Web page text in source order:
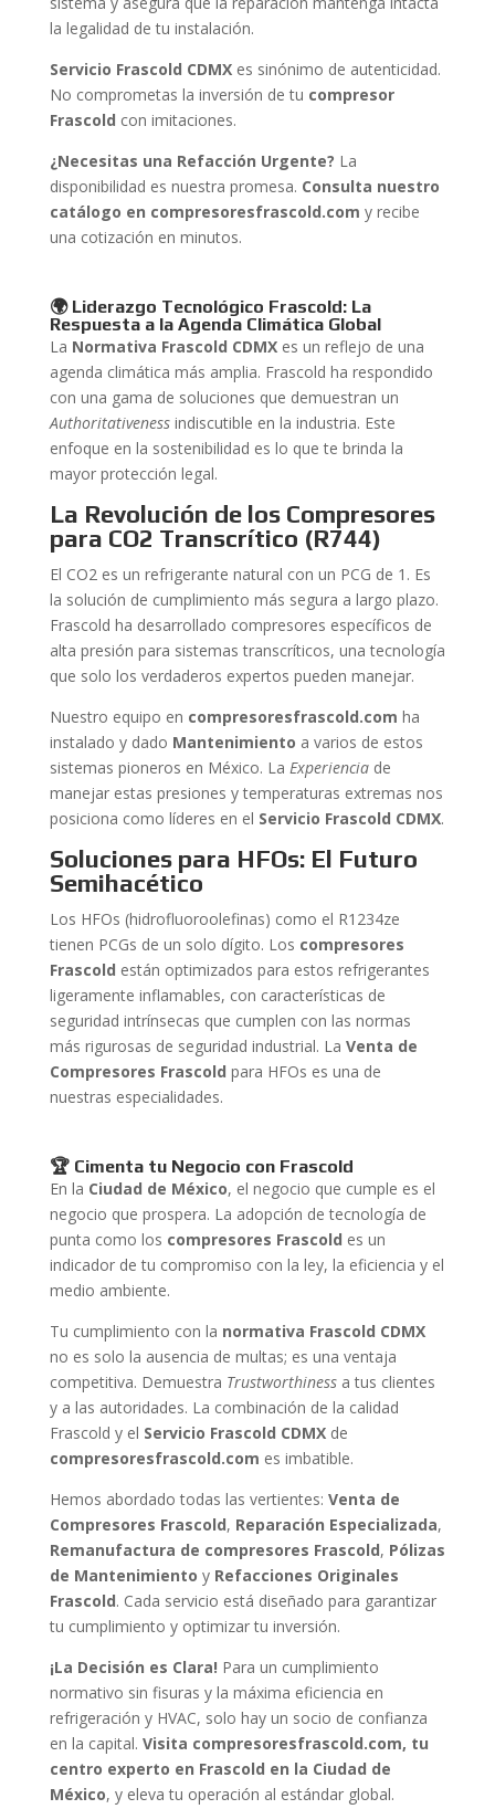
la legalidad de tu instalación.
Servicio Frascold CDMXes sinónimo de autenticidad.
No comprometas la inversión de tu compresor
Frascold con imitaciones.
¿Necesitas una Refacción Urgente? La
disponibilidad es nuestra promesa. Consulta nuestro
catálogo en compresoresfrascold.com y recibe
una cotización en minutos.
🌍 Liderazgo Tecnológico Frascold: La
Respuesta a la Agenda Climática Global
La Normativa Frascold CDMXes un reflejo de una
agenda climática más amplia. Frascold ha respondido
con una gama de soluciones que demuestran un
Authoritativenessindiscutible en la industria. Este
enfoque en la sostenibilidad es lo que te brinda la
mayor protección legal.
La Revolución de los Compresores
para CO2 Transcrítico (R744)
El CO2 es un refrigerante natural con un PCG de 1. Es
la solución de cumplimiento más segura a largo plazo.
Frascold ha desarrollado compresores específicos de
alta presión para sistemas transcríticos, una tecnología
que solo los verdaderos expertos pueden manejar.
Nuestro equipo en compresoresfrascold.com ha
instalado y dado Mantenimiento a varios de estos
sistemas pioneros en México. La Experienciade
manejar estas presiones y temperaturas extremas nos
posiciona como líderes en el Servicio Frascold CDMX.
Soluciones para HFOs: El Futuro
Semihacético
Los HFOs (hidrofluoroolefinas) como el R1234ze
tienen PCGs de un solo dígito. Los compresores
Frascold están optimizados para estos refrigerantes
ligeramente inflamables, con características de
seguridad intrínsecas que cumplen con las normas
más rigurosas de seguridad industrial. La Venta de
Compresores Frascold para HFOs es una de
nuestras especialidades.
🏆 Cimenta tu Negocio con Frascold
En la Ciudad de México, el negocio que cumple es el
negocio que prospera. La adopción de tecnología de
punta como los compresores Frascold es un
indicador de tu compromiso con la ley, la eficiencia y el
medio ambiente.
Tu cumplimiento con la normativa Frascold CDMX
no es solo la ausencia de multas; es una ventaja
competitiva. Demuestra Trustworthinessa tus clientes
y a las autoridades. La combinación de la calidad
Frascold y el Servicio Frascold CDMXde
compresoresfrascold.com es imbatible.
Hemos abordado todas las vertientes: Venta de
Compresores Frascold, Reparación Especializada,
Remanufactura de compresores Frascold, Pólizas
de Mantenimiento y Refacciones Originales
Frascold. Cada servicio está diseñado para garantizar
tu cumplimiento y optimizar tu inversión.
¡La Decisión es Clara! Para un cumplimiento
normativo sin fisuras y la máxima eficiencia en
refrigeración y HVAC, solo hay un socio de confianza
en la capital. Visita compresoresfrascold.com, tu
centro experto en Frascold en la Ciudad de
México, y eleva tu operación al estándar global.